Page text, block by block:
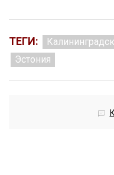
ТЕГИ:
Эстония